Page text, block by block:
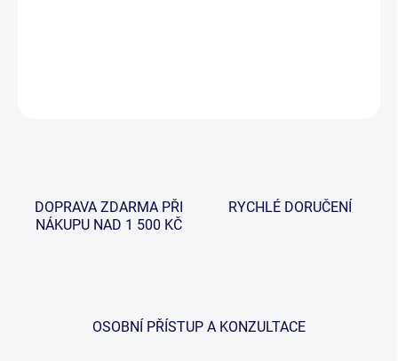
DOPRAVA ZDARMA PŘI
NÁKUPU NAD 1 500 KČ
RYCHLÉ DORUČENÍ
OSOBNÍ PŘÍSTUP A KONZULTACE